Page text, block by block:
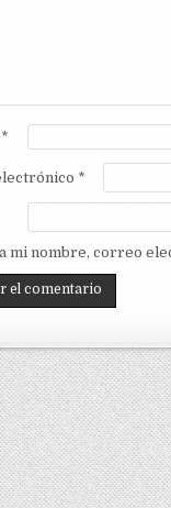
*
*
mi nombre, correo